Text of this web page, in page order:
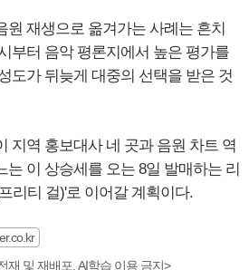
원 재생으로 옮겨가는 사례는 흔치
부터 음악 평론지에서 높은 평가를
도가 뒤늦게 대중의 선택을 받은 것
지역 홍보대사 네 곳과 음원 차트 역
이 상승세를 오는 8일 발매하는 리
리티 걸)'로 이어갈 계획이다.
및 재배포, AI학습 이용 금지>